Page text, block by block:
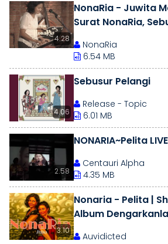
4.28
NonaRia - Juwita
Surat NonaRia,
NonaRia
6.54 MB
4.06
Sebusur Pelangi
Release - Topic
6.01 MB
2.58
NONARIA~Pelita
Centauri Alpha
4.35 MB
3.10
Nonaria - Pelita |
Album
Auvidicted